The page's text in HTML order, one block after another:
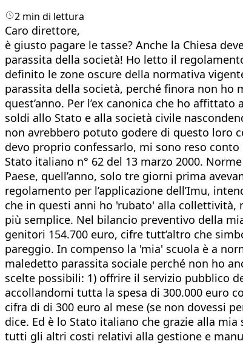
2 min di lettura
Caro direttore,
è giusto pagare le tasse? Anche la Chiesa
parassita della società! Ho letto il
definito le zone oscure della normativa
parassita della società, perché finora non ho
quest’anno. Per l’ex canonica che ho
soldi allo Stato e alla società civile
non avrebbero potuto godere di questo loro
devo proprio confessarlo, mi sono reso
Stato italiano n° 62 del 13 marzo 2000.
Paese, quell’anno, solo tre giorni prima
regolamento per l’applicazione dell’Imu,
che in questi anni ho 'rubato' alla collettività,
più semplice. Nel bilancio preventivo della
genitori 154.700 euro, cifre tutt’altro che
pareggio. In compenso la 'mia' scuola è a
maledetto parassita sociale perché non ho
scelte possibili: 1) offrire il servizio pubblico
accollandomi tutta la spesa di 300.000 euro
cifra di di 300 euro al mese (se non dovessi
dice. Ed è lo Stato italiano che grazie alla
tutti gli altri costi relativi alla gestione e